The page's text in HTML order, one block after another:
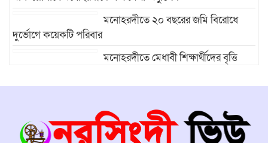
মনোহরদীতে ২০ বছরের জমি বিরোধে
দুর্ভোগে কয়েকটি পরিবার
মনোহরদীতে মেধাবী শিক্ষার্থীদের বৃত্তি
মানুষের সংবাদ প্রকাশের জেরে সাংবাদিক
লাঞ্ছিতের অভিযোগ।